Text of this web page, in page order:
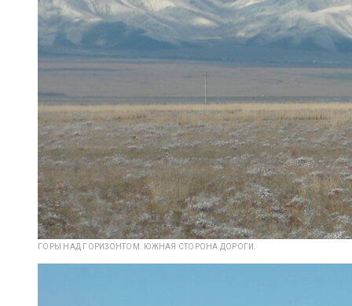
ГОРЫ НАД ГОРИЗОНТОМ. ЮЖНАЯ СТОРОНА ДОРОГИ.